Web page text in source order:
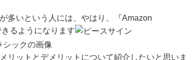
多いという人には、やはり、『Amazon
るようになります
リットとデメリットについて紹介したいと思いま